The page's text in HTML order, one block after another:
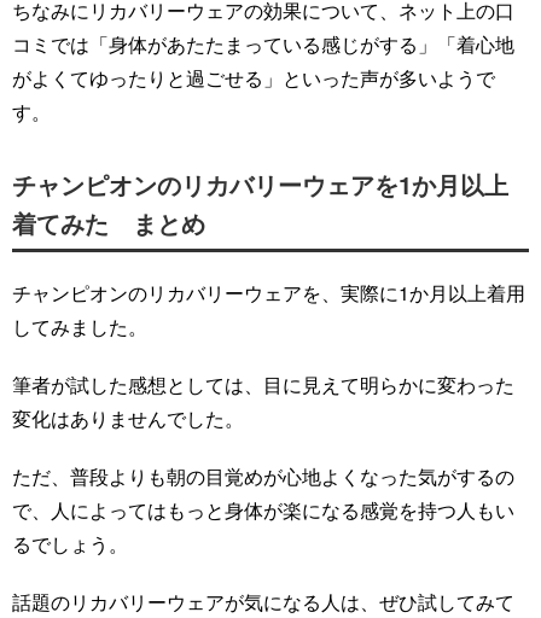
ちなみにリカバリーウェアの効果について、ネット上の口
コミでは「身体があたたまっている感じがする」「着心地
がよくてゆったりと過ごせる」といった声が多いようで
す。
チャンピオンのリカバリーウェアを1か月以上
着てみた まとめ
チャンピオンのリカバリーウェアを、実際に1か月以上着用
してみました。
筆者が試した感想としては、目に見えて明らかに変わった
変化はありませんでした。
ただ、普段よりも朝の目覚めが心地よくなった気がするの
で、人によってはもっと身体が楽になる感覚を持つ人もい
るでしょう。
話題のリカバリーウェアが気になる人は、ぜひ試してみて